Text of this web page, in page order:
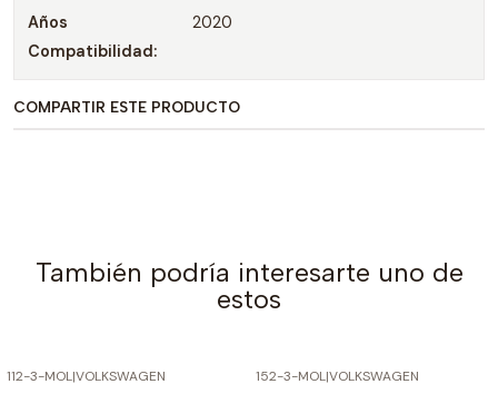
Años
Compatibilidad:
2020
COMPARTIR ESTE PRODUCTO
También podría interesarte uno de
estos
112-3-MOL|VOLKSWAGEN 152-3-MOL|VOLKSWAGEN